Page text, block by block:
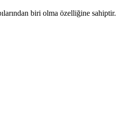
biri olma özelliğine sahiptir.